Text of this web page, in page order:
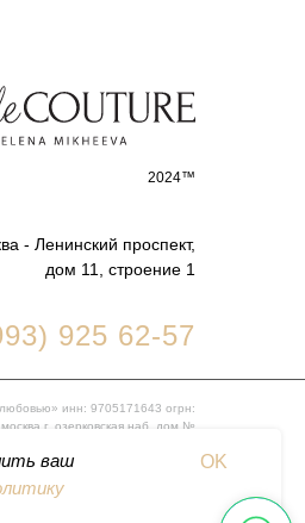
инн: 9705171643 огрн:
г, озерковская наб, дом №
2024™
- Ленинский проспект,
дом 11, строение 1
925 62-57
ваш
OK